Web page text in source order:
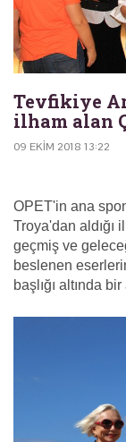
Tevfikiye
ilham alan
09 EKIM 2018 13:22
OPET'in ana
Troya'dan aldığı
geçmiş ve
beslenen
başlığı altında